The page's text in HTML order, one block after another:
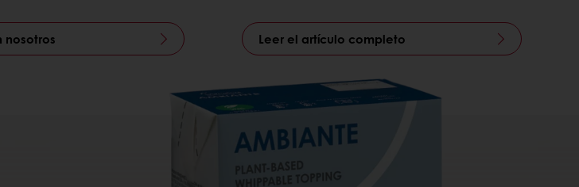
Leer el artículo completo